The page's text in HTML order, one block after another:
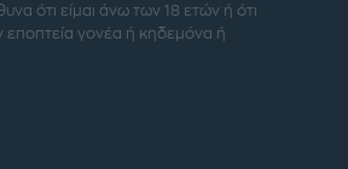
ότι είμαι άνω των 18 ετών ή ότι
εποπτεία γονέα ή κηδεμόνα ή